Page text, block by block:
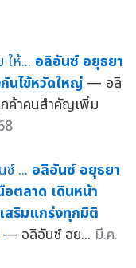
อลิอันซ์ อยุธยา
นไข้หวัดใหญ่ — อลิ
กค้าคนสำคัญเพิ่ม
อลิอันซ์ อยุธยา
อตลาด เดินหน้า
ริมแกร่งทุกมิติ
— อลิอันซ์ อย... มี.ค.